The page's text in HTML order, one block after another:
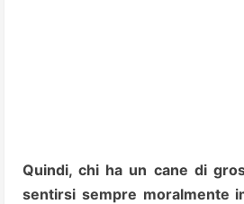
Quindi, chi ha un cane di
sentirsi sempre moralmente